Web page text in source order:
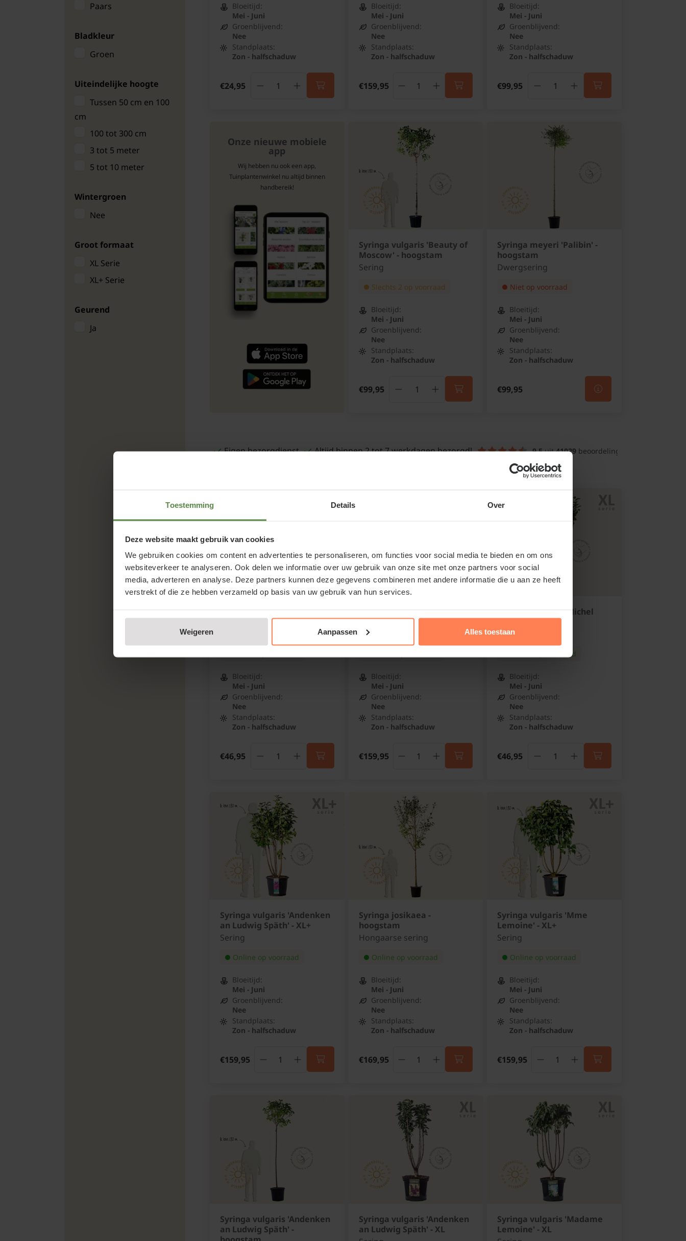
Toestemming Details Over
Deze website maakt gebruik van cookies
We gebruiken cookies om content en advertenties te personaliseren, om functies voor social media te bieden en om ons
websiteverkeer te analyseren. Ook delen we informatie over uw gebruik van onze site met onze partners voor social
media, adverteren en analyse. Deze partners kunnen deze gegevens combineren met andere informatie die u aan ze heeft
verstrekt of die ze hebben verzameld op basis van uw gebruik van hun services.
Weigeren Aanpassen Alles toestaan
Paars
Bladkleur
Groen
Uiteindelijke hoogte
Tussen 50 cm en 100
cm
100 tot 300 cm
3 tot 5 meter
5 tot 10 meter
Wintergroen
Nee
Groot formaat
XL Serie
XL+ Serie
Geurend
Ja
Bloeitijd:
Mei - Juni
Groenblijvend:
Nee
Standplaats:
Zon - halfschaduw
€24,95
Bloeitijd:
Mei - Juni
Groenblijvend:
Nee
Standplaats:
Zon - halfschaduw
€159,95
Bloeitijd:
Mei - Juni
Groenblijvend:
Nee
Standplaats:
Zon - halfschaduw
€99,95
Onze nieuwe mobiele
app
Wij hebben nu ook een app,
Tuinplantenwinkel nu altijd binnen
handbereik!
Syringa vulgaris 'Beauty of
Moscow' - hoogstam
Sering
Slechts 2 op voorraad
Bloeitijd:
Mei - Juni
Groenblijvend:
Nee
Standplaats:
Zon - halfschaduw
€99,95
Syringa meyeri 'Palibin' -
hoogstam
Dwergsering
Niet op voorraad
Bloeitijd:
Mei - Juni
Groenblijvend:
Nee
Standplaats:
Zon - halfschaduw
€99,95
Eigen bezorgdienst Altijd binnen 2 tot 7 werkdagen bezorgd! 9.5 uit 41029 beoordelingen
Bloeitijd:
Mei - Juni
Groenblijvend:
Nee
Standplaats:
Zon - halfschaduw
€46,95
Buchner' - XL+
Sering
Bloeitijd:
Mei - Juni
Groenblijvend:
Nee
Standplaats:
Zon - halfschaduw
€159,95
Syringa vulgaris 'Michel
Buchner' - XL
Sering
Online op voorraad
Bloeitijd:
Mei - Juni
Groenblijvend:
Nee
Standplaats:
Zon - halfschaduw
€46,95
Syringa vulgaris 'Andenken
an Ludwig Späth' - XL+
Sering
Online op voorraad
Bloeitijd:
Mei - Juni
Groenblijvend:
Nee
Standplaats:
Zon - halfschaduw
€159,95
Syringa josikaea -
hoogstam
Hongaarse sering
Online op voorraad
Bloeitijd:
Mei - Juni
Groenblijvend:
Nee
Standplaats:
Zon - halfschaduw
€169,95
Syringa vulgaris 'Mme
Lemoine' - XL+
Sering
Online op voorraad
Bloeitijd:
Mei - Juni
Groenblijvend:
Nee
Standplaats:
Zon - halfschaduw
€159,95
Syringa vulgaris 'Andenken
an Ludwig Späth' -
Syringa vulgaris 'Andenken
an Ludwig Späth' - XL
Syringa vulgaris 'Madame
Lemoine' - XL